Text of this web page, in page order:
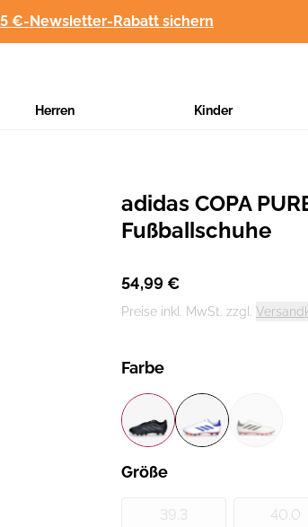
5 €-Newsletter-Rabatt sichern
Herren Kinder
Hersteller:
adidas COPA
Fußballschuhe
54,99 €
Preise inkl. MwSt. zzgl.
Farbe
Größe
39.3 40.0